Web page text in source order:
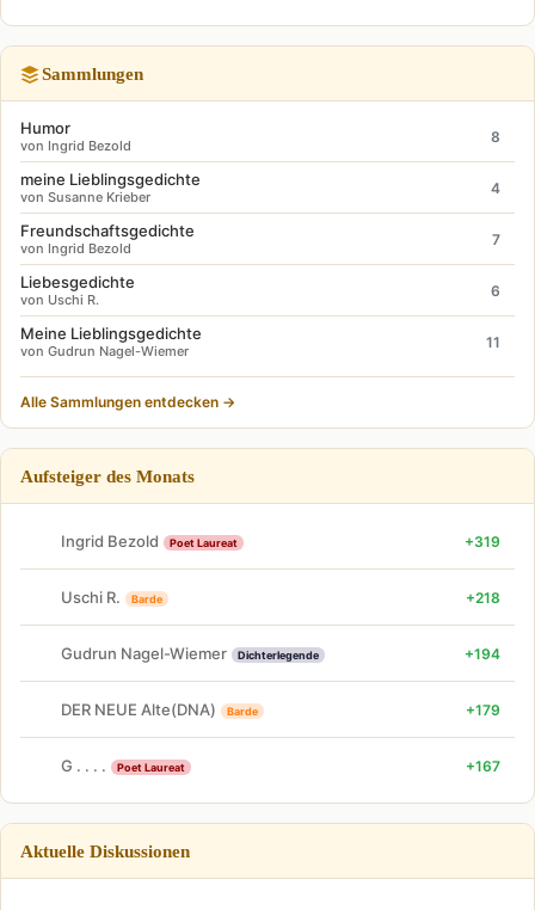
Sammlungen
Humor
von Ingrid Bezold
8
meine Lieblingsgedichte
von Susanne Krieber
4
Freundschaftsgedichte
von Ingrid Bezold
7
Liebesgedichte
von Uschi R.
6
Meine Lieblingsgedichte
von Gudrun Nagel-Wiemer
11
Alle Sammlungen entdecken →
Aufsteiger des Monats
Ingrid Bezold Poet Laureat +319
Uschi R. Barde +218
Gudrun Nagel-Wiemer Dichterlegende +194
DER NEUE Alte(DNA) Barde +179
G . . . . Poet Laureat +167
Aktuelle Diskussionen